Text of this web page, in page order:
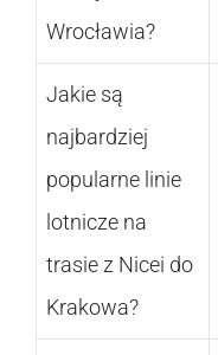
Wrocławia?
Jakie są
najbardziej
popularne linie
lotnicze na
trasie z Nicei do
Krakowa?